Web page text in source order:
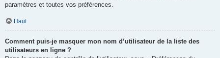
paramètres et toutes vos préférences.
Haut
Comment puis-je masquer mon nom d’utilisateur de la liste des
utilisateurs en ligne ?